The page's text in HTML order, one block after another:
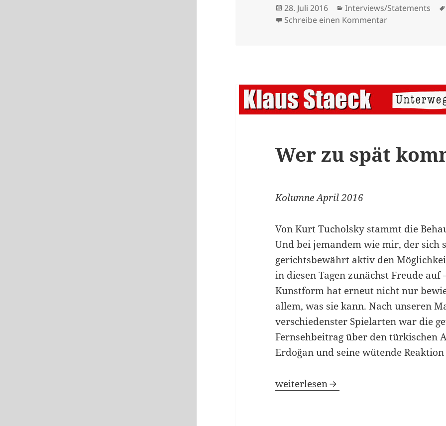
Veröffentlicht
am
28. Juli 2016 Kategorien
Interviews/Statements
Schreibe einen Kommentarzu Ich habe
Wer zu spät
Kolumne April 2016
Von Kurt Tucholsky stammt die
Und bei jemandem wie mir, der sich
gerichtsbewährt aktiv den
in diesen Tagen zunächst Freude
Kunstform hat erneut nicht nur
allem, was sie kann. Nach unseren
verschiedenster Spielarten war die
Fernsehbeitrag über den türkischen
Erdoğan und seine wütende
Wer zu spät kommt
weiterlesen